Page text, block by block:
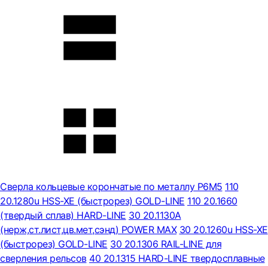
Сверла кольцевые корончатые по металлу Р6М5 110
20.1280u HSS-XE (быстрорез) GOLD-LINE 110 20.1660
(твердый сплав) HARD-LINE 30 20.1130A
(нерж,ст.лист,цв.мет,сэнд) POWER MAX 30 20.1260u HSS-XE
(быстрорез) GOLD-LINE 30 20.1306 RAIL-LINE для
сверления рельсов 40 20.1315 HARD-LINE твердосплавные